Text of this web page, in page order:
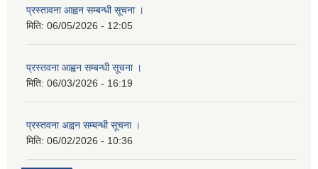
प्रस्तावना आह्वन सम्बन्धी सूचना ।
मिति: 06/05/2026 - 12:05
प्रस्तवना आह्वन सम्बन्धी सूचना ।
मिति: 06/03/2026 - 16:19
प्रस्तवना अह्वन सम्बन्धी सूचना ।
मिति: 06/02/2026 - 10:36